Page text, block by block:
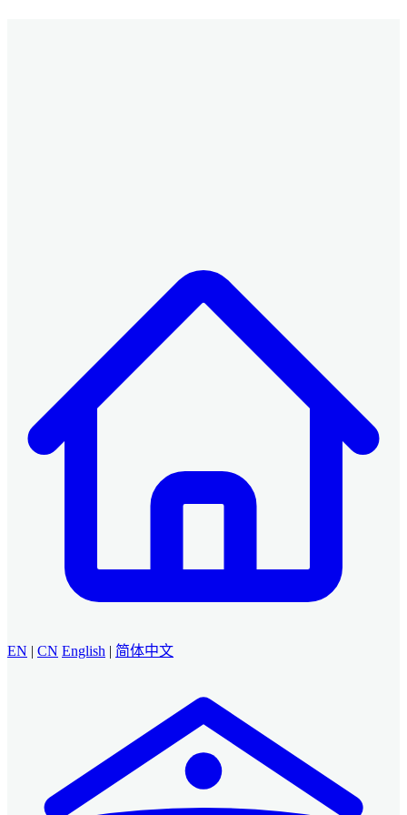
EN | CN English | 简体中文